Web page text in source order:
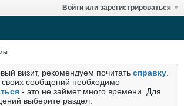
Войти или зарегистрироваться
визит, рекомендуем почитать справку
сообщений необходимо
- это не займет много времени. Для
выберите раздел.